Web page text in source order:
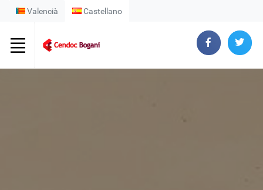
Valencià Castellano